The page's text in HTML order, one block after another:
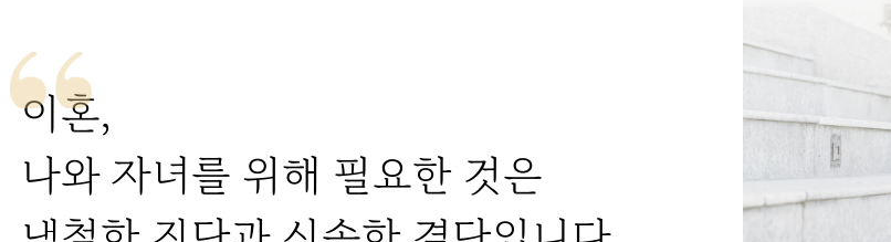
이혼,
나와 자녀를 위해 필요한 것은